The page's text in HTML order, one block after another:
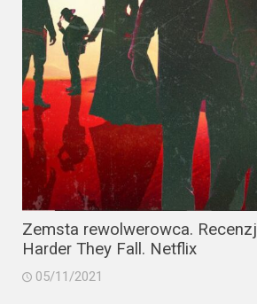
Zemsta rewolwerowca.
Harder They Fall. Netflix
05/11/2021